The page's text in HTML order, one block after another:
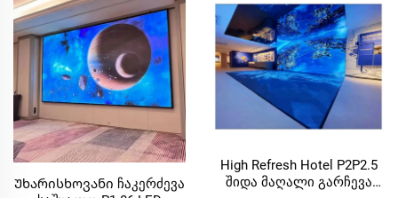
სტენა მაღაზიები შოპინგ
ცენტრები ექსპოზიციები
ფონი, მაღაზიების
ცენტრები
Უხარისხოვანი ჩაკერძევა
High Refresh Hotel P2P2.5
შიდა მაღალი გარჩევა